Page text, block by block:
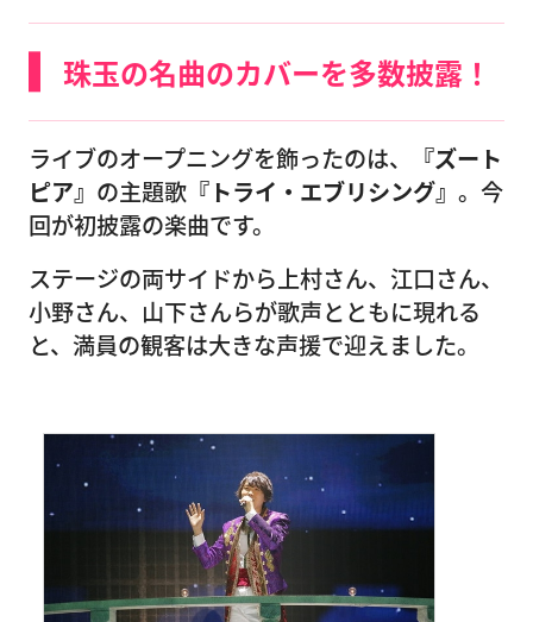
珠玉の名曲のカバーを多数披露！
ライブのオープニングを飾ったのは、
『ズート
ピア』 の主題歌 『トライ・エブリシング』 。今
回が初披露の楽曲です。
ステージの両サイドから上村さん、江口さん、
小野さん、山下さんらが歌声とともに現れる
と、満員の観客は大きな声援で迎えました。